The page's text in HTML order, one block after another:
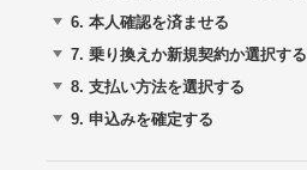
6. 本人確認を済ませる
7. 乗り換えか新規契約か選択する
8. 支払い方法を選択する
9. 申込みを確定する